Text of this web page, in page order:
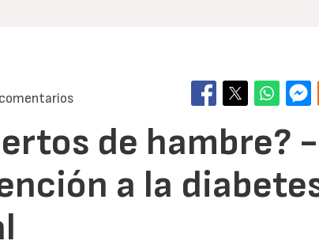
de hambre? -
a la